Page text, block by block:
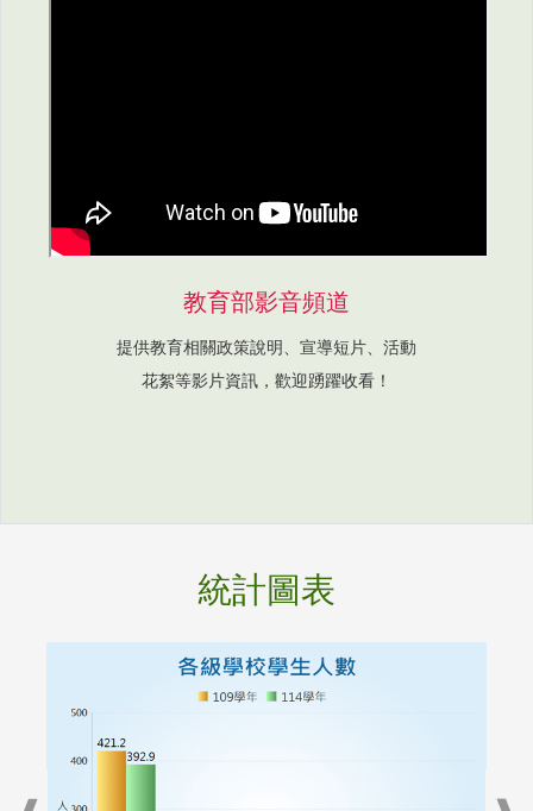
教育部影音頻道
提供教育相關政策說明、宣導短片、活動
花絮等影片資訊，歡迎踴躍收看！
統計圖表